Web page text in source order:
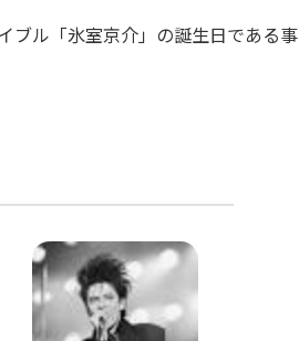
ブル「氷室京介」の誕生日である事